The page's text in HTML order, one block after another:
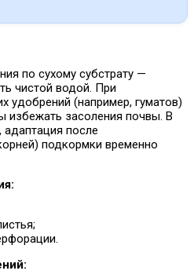
по сухому субстрату —
чистой водой. При
удобрений (например, гуматов)
избежать засоления почвы. В
адаптация после
подкормки временно